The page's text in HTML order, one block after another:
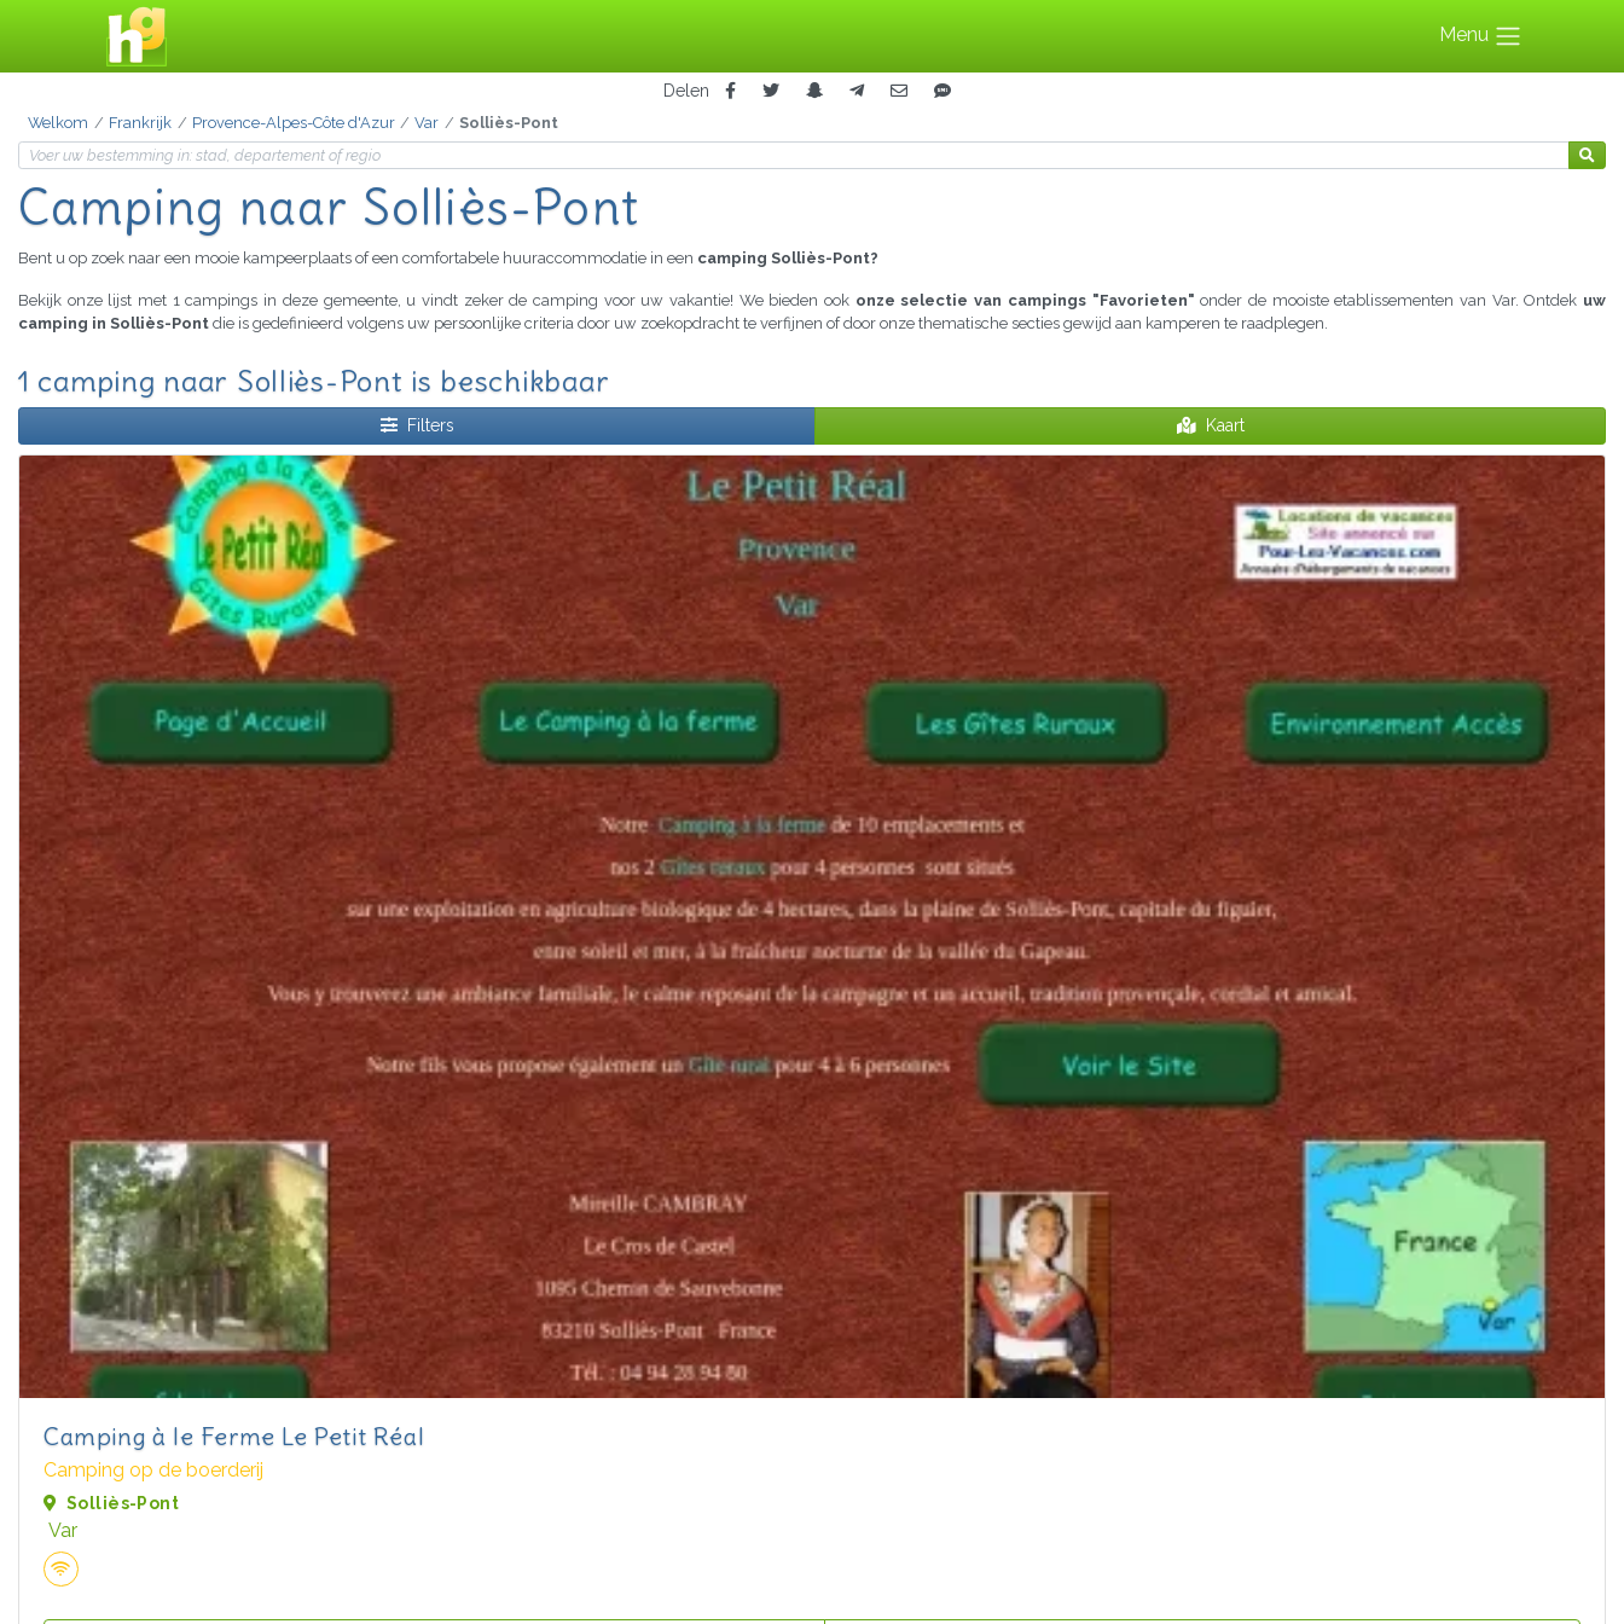
Menu
Delen
Welkom Frankrijk Provence-Alpes-Côte d'Azur Var Solliès-Pont
Camping naar Solliès-Pont
Bent u op zoek naar een mooie kampeerplaats of een comfortabele huuraccommodatie in een camping Solliès-Pont?
Bekijk onze lijst met 1 campings in deze gemeente, u vindt zeker de camping voor uw vakantie! We bieden ook onze selectie van campings "Favorieten" onder de mooiste etablissementen van Var. Ontdek uw
camping in Solliès-Pont die is gedefinieerd volgens uw persoonlijke criteria door uw zoekopdracht te verfijnen of door onze thematische secties gewijd aan kamperen te raadplegen.
1 camping naar Solliès-Pont is beschikbaar
Filters Kaart
Camping à le Ferme Le Petit Réal
Camping op de boerderij
Solliès-Pont
Var